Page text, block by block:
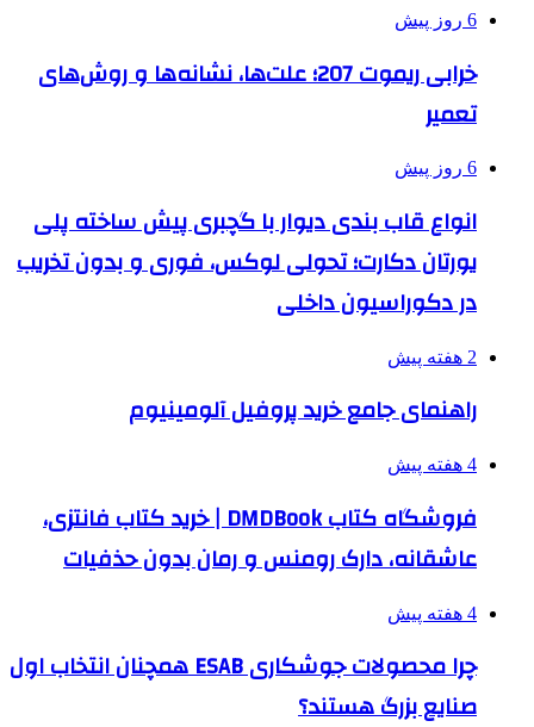
6 روز پیش
خرابی ریموت 207؛ علت‌ها، نشانه‌ها و روش‌های
تعمیر
6 روز پیش
انواع قاب بندی دیوار با گچبری پیش ساخته پلی
یورتان دکارت؛ تحولی لوکس، فوری و بدون تخریب
در دکوراسیون داخلی
2 هفته پیش
راهنمای جامع خرید پروفیل آلومینیوم
4 هفته پیش
فروشگاه کتاب DMDBook | خرید کتاب فانتزی،
عاشقانه، دارک رومنس و رمان بدون حذفیات
4 هفته پیش
چرا محصولات جوشکاری ESAB همچنان انتخاب اول
صنایع بزرگ هستند؟